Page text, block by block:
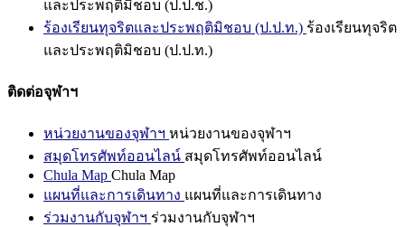
และประพฤติมิชอบ (ป.ป.ช.)
ร้องเรียนทุจริตและประพฤติมิชอบ (ป.ป.ท.) ร้องเรียนทุจริต
และประพฤติมิชอบ (ป.ป.ท.)
ติดต่อจุฬาฯ
หน่วยงานของจุฬาฯ หน่วยงานของจุฬาฯ
สมุดโทรศัพท์ออนไลน์ สมุดโทรศัพท์ออนไลน์
Chula Map Chula Map
แผนที่และการเดินทาง แผนที่และการเดินทาง
ร่วมงานกับจุฬาฯ ร่วมงานกับจุฬาฯ